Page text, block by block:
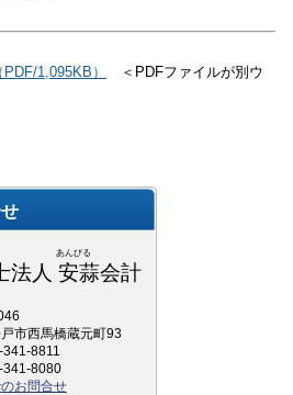
1,095KB）
＜PDFファイルが別ウ
びる
法人 安蒜会計
市西馬橋蔵元町93
8811
341-8080
お問合せ